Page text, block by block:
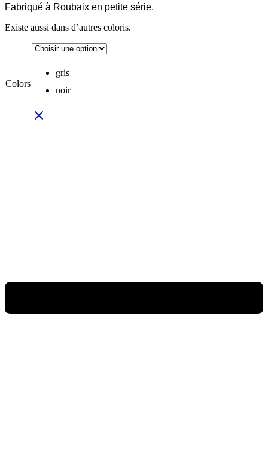
Fabriqué à Roubaix en petite série.
Existe aussi dans d’autres coloris.
Colors
gris
noir